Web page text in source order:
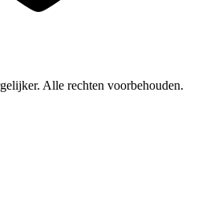
Alle rechten voorbehouden.